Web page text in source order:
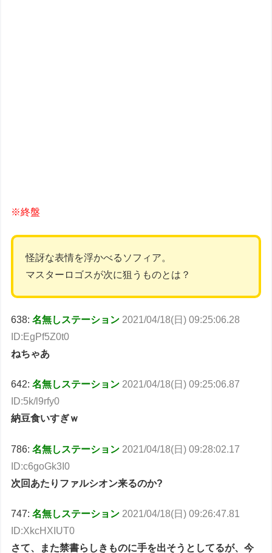
※終盤
怪訝な表情を浮かべるソフィア。
マスターロゴスが次に狙うものとは？
638:名無しステーション 2021/04/18(日) 09:25:06.28
ID:EgPf5Z0t0
ねちゃあ
642:名無しステーション 2021/04/18(日) 09:25:06.87
ID:5k/l9rfy0
納豆食いすぎｗ
786:名無しステーション 2021/04/18(日) 09:28:02.17
ID:c6goGk3I0
次回あたりファルシオン来るのか?
747:名無しステーション 2021/04/18(日) 09:26:47.81
ID:XkcHXIUT0
さて、また禁書らしきものに手を出そうとしてるが、今